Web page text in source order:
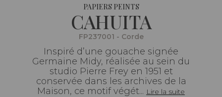
PAPIERS PEINTS
CAHUITA
FP237001 - Corde
Inspiré d’une gouache signée
Germaine Midy, réalisée au sein du
studio Pierre Frey en 1951 et
conservée dans les archives de la
Maison, ce motif végét... Lire la suite